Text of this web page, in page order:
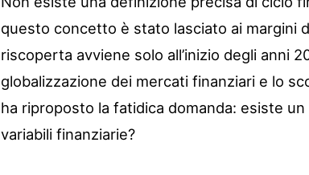
questo concetto è stato lasciato ai margini
riscoperta avviene solo all’inizio degli anni
globalizzazione dei mercati finanziari e lo
ha riproposto la fatidica domanda: esiste
variabili finanziarie?